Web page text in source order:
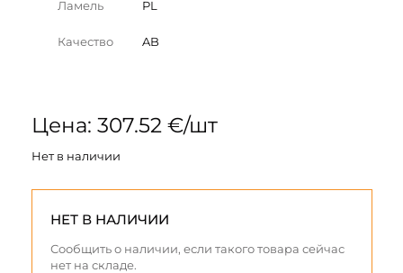
Ламель PL
Качество AB
Цена: 307.52 €/шт
Нет в наличии
НЕТ В НАЛИЧИИ
Сообщить о наличии, если такого товара сейчас
нет на складе.